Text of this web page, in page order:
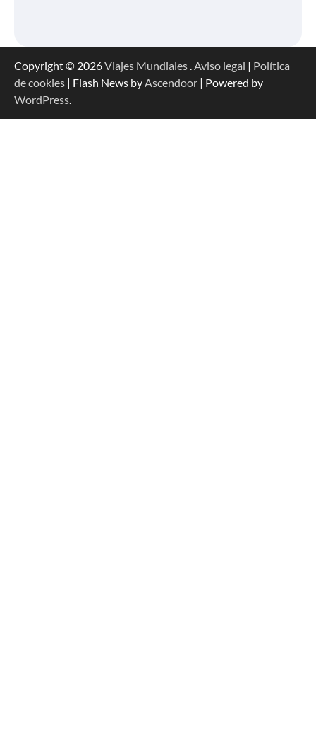
Copyright © 2026Viajes Mundiales.Aviso legal | Política
de cookies | Flash News byAscendoor | Powered by
WordPress.